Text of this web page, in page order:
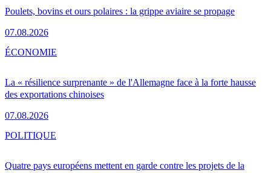
Poulets, bovins et ours polaires : la grippe aviaire se propage
07.08.2026
La « résilience surprenante » de l'Allemagne face à la forte hausse
des exportations chinoises
07.08.2026
ÉCONOMIE
Quatre pays européens mettent en garde contre les projets de la
POLITIQUE